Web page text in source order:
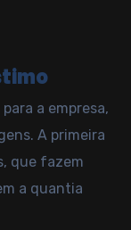
a empresa,
A primeira
que fazem
a quantia